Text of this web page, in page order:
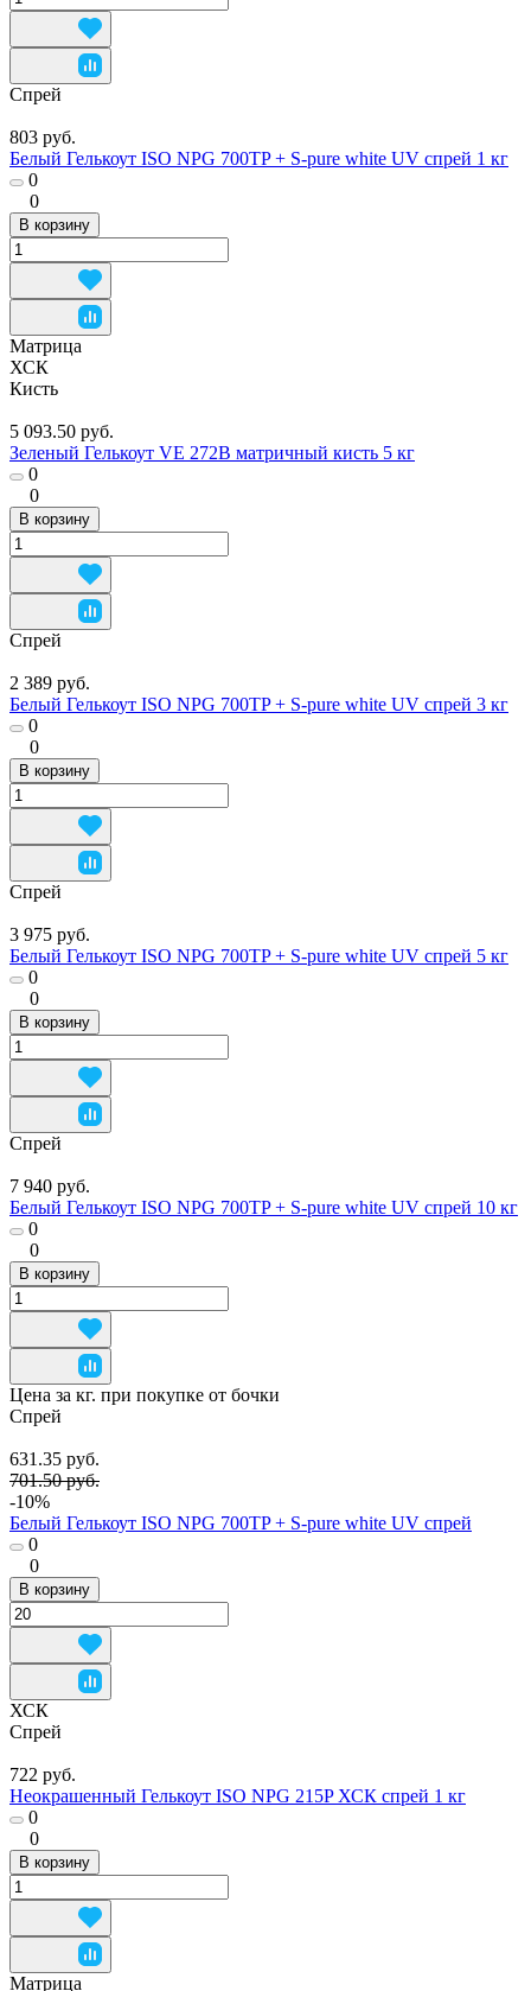
Спрей
803 руб.
Белый Гелькоут ISO NPG 700TP + S-pure white UV спрей 1 кг
0
0
В корзину
Матрица
ХСК
Кисть
5 093.50 руб.
Зеленый Гелькоут VE 272B матричный кисть 5 кг
0
0
В корзину
Спрей
2 389 руб.
Белый Гелькоут ISO NPG 700TP + S-pure white UV спрей 3 кг
0
0
В корзину
Спрей
3 975 руб.
Белый Гелькоут ISO NPG 700TP + S-pure white UV спрей 5 кг
0
0
В корзину
Спрей
7 940 руб.
Белый Гелькоут ISO NPG 700TP + S-pure white UV спрей 10 кг
0
0
В корзину
Цена за кг. при покупке от бочки
Спрей
631.35 руб.
701.50 руб.
-10%
Белый Гелькоут ISO NPG 700TP + S-pure white UV спрей
0
0
В корзину
ХСК
Спрей
722 руб.
Неокрашенный Гелькоут ISO NPG 215P ХСК спрей 1 кг
0
0
В корзину
Матрица